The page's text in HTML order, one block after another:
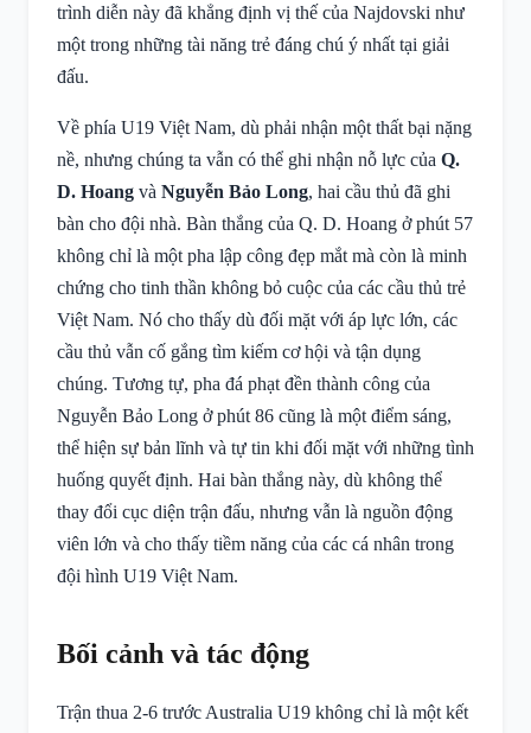
trình diễn này đã khẳng định vị thế của Najdovski như
một trong những tài năng trẻ đáng chú ý nhất tại giải
đấu.
Về phía U19 Việt Nam, dù phải nhận một thất bại nặng
nề, nhưng chúng ta vẫn có thể ghi nhận nỗ lực của Q.
D. Hoang và Nguyễn Bảo Long, hai cầu thủ đã ghi
bàn cho đội nhà. Bàn thắng của Q. D. Hoang ở phút 57
không chỉ là một pha lập công đẹp mắt mà còn là minh
chứng cho tinh thần không bỏ cuộc của các cầu thủ trẻ
Việt Nam. Nó cho thấy dù đối mặt với áp lực lớn, các
cầu thủ vẫn cố gắng tìm kiếm cơ hội và tận dụng
chúng. Tương tự, pha đá phạt đền thành công của
Nguyễn Bảo Long ở phút 86 cũng là một điểm sáng,
thể hiện sự bản lĩnh và tự tin khi đối mặt với những tình
huống quyết định. Hai bàn thắng này, dù không thể
thay đổi cục diện trận đấu, nhưng vẫn là nguồn động
viên lớn và cho thấy tiềm năng của các cá nhân trong
đội hình U19 Việt Nam.
Bối cảnh và tác động
Trận thua 2-6 trước Australia U19 không chỉ là một kết